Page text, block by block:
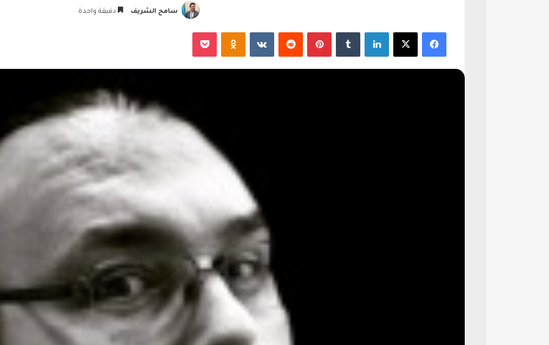
سامح الشريف دقيقة واحدة
فيسبوك لينكدإن بينتيريست